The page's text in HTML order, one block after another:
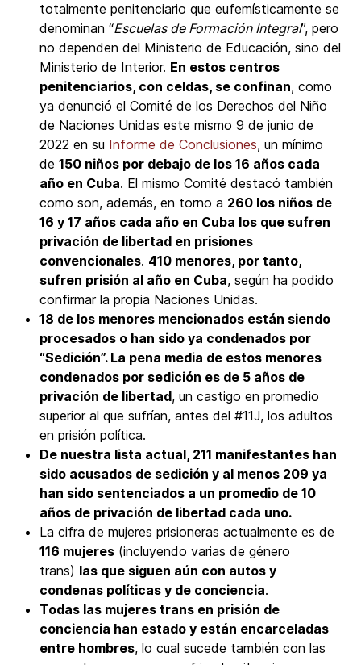
totalmente penitenciario que eufemísticamente se
denominan “Escuelas de Formación Integral”, pero
no dependen del Ministerio de Educación, sino del
Ministerio de Interior. En estos centros
penitenciarios, con celdas, se confinan, como
ya denunció el Comité de los Derechos del Niño
de Naciones Unidas este mismo 9 de junio de
2022 en su Informe de Conclusiones, un mínimo
de 150 niños por debajo de los 16 años cada
año en Cuba. El mismo Comité destacó también
como son, además, en torno a 260 los niños de
16 y 17 años cada año en Cuba los que sufren
privación de libertad en prisiones
convencionales. 410 menores, por tanto,
sufren prisión al año en Cuba, según ha podido
confirmar la propia Naciones Unidas.
18 de los menores mencionados están siendo
procesados o han sido ya condenados por
“Sedición”. La pena media de estos menores
condenados por sedición es de 5 años de
privación de libertad, un castigo en promedio
superior al que sufrían, antes del #11J, los adultos
en prisión política.
De nuestra lista actual, 211 manifestantes han
sido acusados de sedición y al menos 209 ya
han sido sentenciados a un promedio de 10
años de privación de libertad cada uno.
La cifra de mujeres prisioneras actualmente es de
116 mujeres (incluyendo varias de género
trans) las que siguen aún con autos y
condenas políticas y de conciencia.
Todas las mujeres trans en prisión de
conciencia han estado y están encarceladas
entre hombres, lo cual sucede también con las